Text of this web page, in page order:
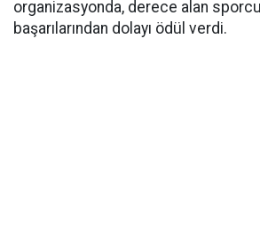
organizasyonda, derece alan
başarılarından dolayı ödül verdi.